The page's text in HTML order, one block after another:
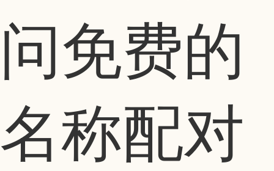
问免费的
名称配对